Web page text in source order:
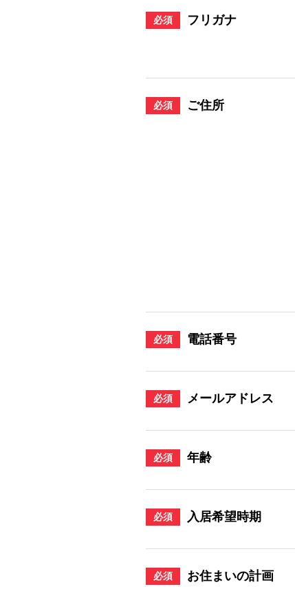
フリガナ
必須
ご住所
必須
電話番号
必須
メールアドレス
必須
年齢
必須
入居希望時期
必須
お住まいの計画
必須